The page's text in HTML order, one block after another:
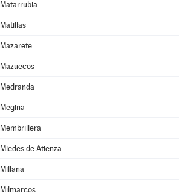
Matarrubia
Matillas
Mazarete
Mazuecos
Medranda
Megina
Membrillera
Miedes de Atienza
Millana
Milmarcos